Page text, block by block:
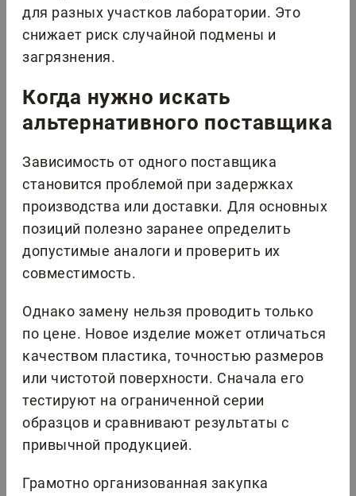
для разных участков лаборатории. Это
снижает риск случайной подмены и
загрязнения.
Когда нужно искать
альтернативного поставщика
Зависимость от одного поставщика
становится проблемой при задержках
производства или доставки. Для основных
позиций полезно заранее определить
допустимые аналоги и проверить их
совместимость.
Однако замену нельзя проводить только
по цене. Новое изделие может отличаться
качеством пластика, точностью размеров
или чистотой поверхности. Сначала его
тестируют на ограниченной серии
образцов и сравнивают результаты с
привычной продукцией.
Грамотно организованная закупка